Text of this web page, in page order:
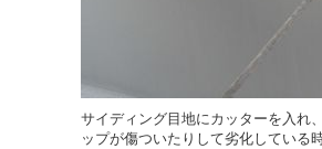
サイディング目地にカッターを入れ
ップが傷ついたりして劣化している